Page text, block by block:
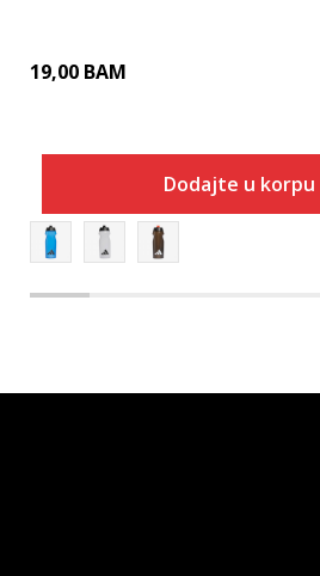
19,00 BAM
Dodajte u korpu